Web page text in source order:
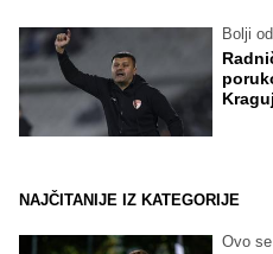
Bolji
NAJČITANIJE IZ KATEGORIJE
Ovo